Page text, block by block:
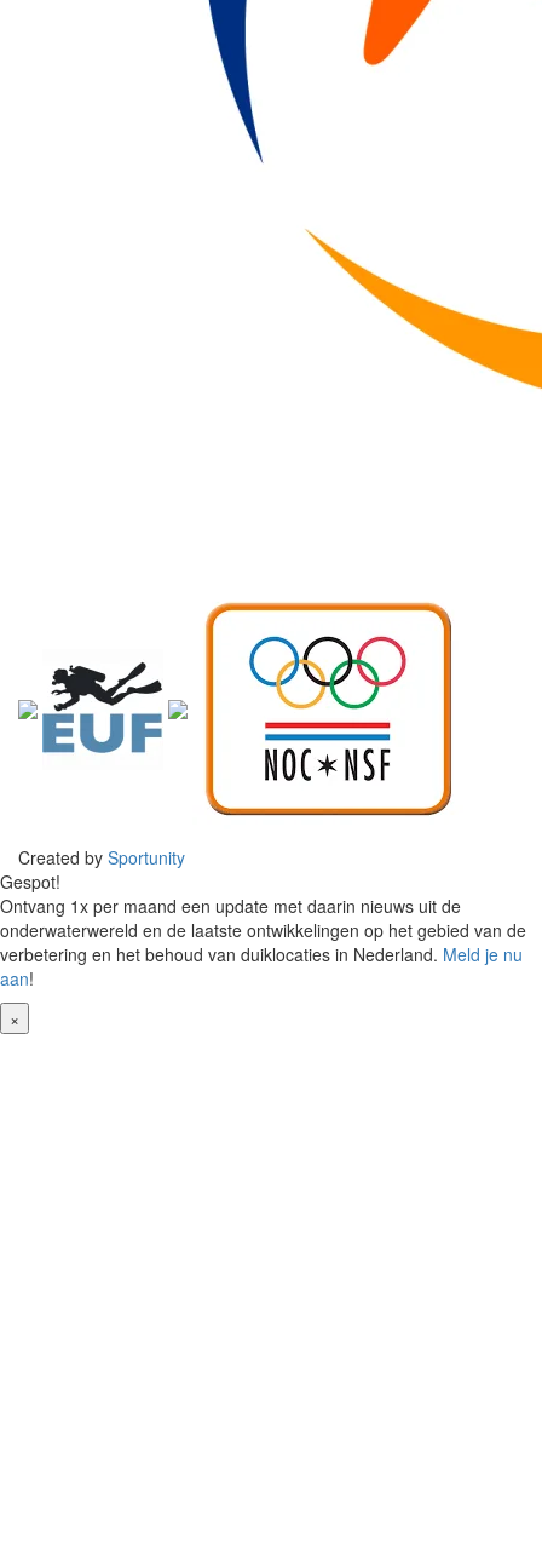
Created by Sportunity
Gespot!
Ontvang 1x per maand een update met daarin nieuws uit de
onderwaterwereld en de laatste ontwikkelingen op het gebied van de
verbetering en het behoud van duiklocaties in Nederland. Meld je nu
aan!
×